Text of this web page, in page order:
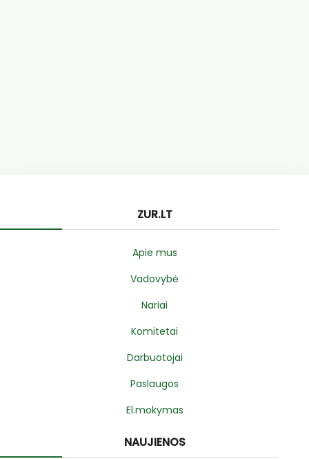
ZUR.LT
Apie mus
Vadovybė
Nariai
Komitetai
Darbuotojai
Paslaugos
El.mokymas
NAUJIENOS